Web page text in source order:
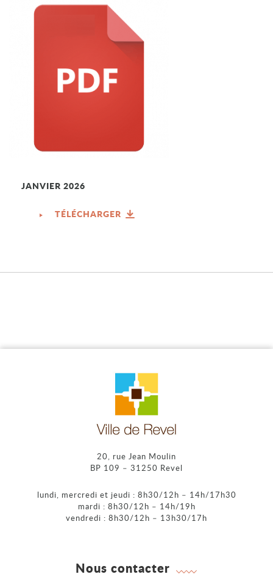
JANVIER 2026
TÉLÉCHARGER
20, rue Jean Moulin
BP 109 – 31250 Revel
lundi, mercredi et jeudi : 8h30/12h – 14h/17h30
mardi : 8h30/12h – 14h/19h
vendredi : 8h30/12h – 13h30/17h
Nous contacter